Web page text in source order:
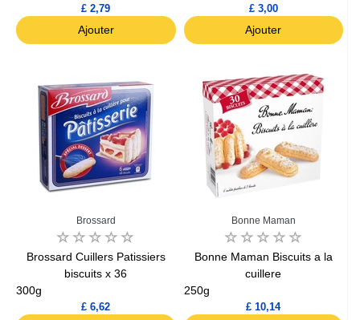
£ 2,79
Ajouter
£ 3,00
Ajouter
Brossard
Brossard Cuillers Patissiers
biscuits x 36
300g
£ 6,62
Bonne Maman
Bonne Maman Biscuits a la
cuillere
250g
£ 10,14